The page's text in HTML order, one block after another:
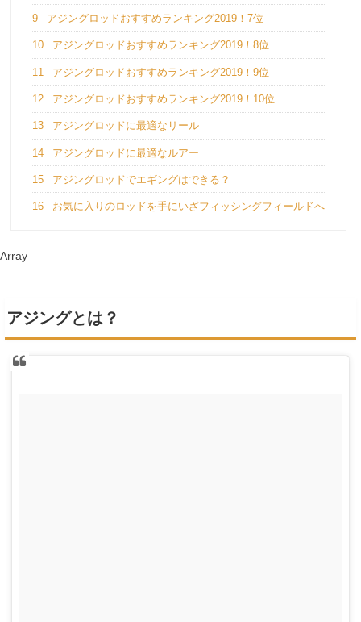
9 アジングロッドおすすめランキング2019！7位
10 アジングロッドおすすめランキング2019！8位
11 アジングロッドおすすめランキング2019！9位
12 アジングロッドおすすめランキング2019！10位
13 アジングロッドに最適なリール
14 アジングロッドに最適なルアー
15 アジングロッドでエギングはできる？
16 お気に入りのロッドを手にいざフィッシングフィールドへ
Array
アジングとは？